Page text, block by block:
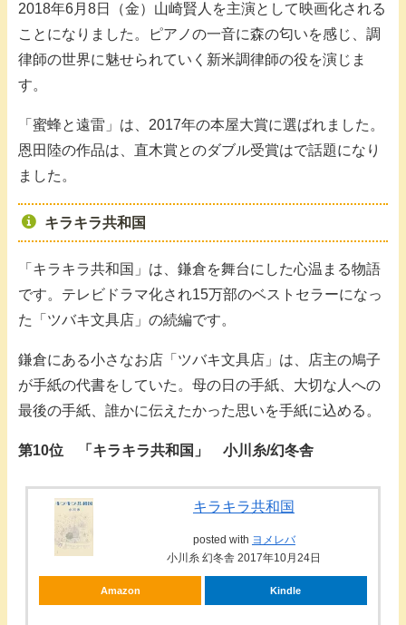
2018年6月8日（金）山崎賢人を主演として映画化される
ことになりました。ピアノの一音に森の匂いを感じ、調
律師の世界に魅せられていく新米調律師の役を演じま
す。
「蜜蜂と遠雷」は、2017年の本屋大賞に選ばれました。
恩田陸の作品は、直木賞とのダブル受賞はで話題になり
ました。
キラキラ共和国
「キラキラ共和国」は、鎌倉を舞台にした心温まる物語
です。テレビドラマ化され15万部のベストセラーになっ
た「ツバキ文具店」の続編です。
鎌倉にある小さなお店「ツバキ文具店」は、店主の鳩子
が手紙の代書をしていた。母の日の手紙、大切な人への
最後の手紙、誰かに伝えたかった思いを手紙に込める。
第10位 「キラキラ共和国」 小川糸/幻冬舎
キラキラ共和国
posted with ヨメレバ
小川糸 幻冬舎 2017年10月24日
Amazon Kindle